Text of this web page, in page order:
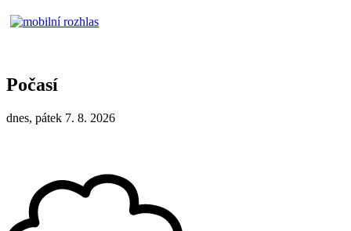
Počasí
dnes, pátek 7. 8. 2026